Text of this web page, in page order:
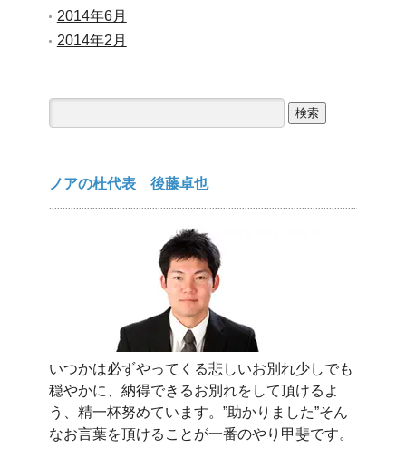
2014年6月
2014年2月
索:
ノアの杜代表 後藤卓也
いつかは必ずやってくる悲しいお別れ少しでも
穏やかに、納得できるお別れをして頂けるよ
う、精一杯努めています。”助かりました”そん
なお言葉を頂けることが一番のやり甲斐です。